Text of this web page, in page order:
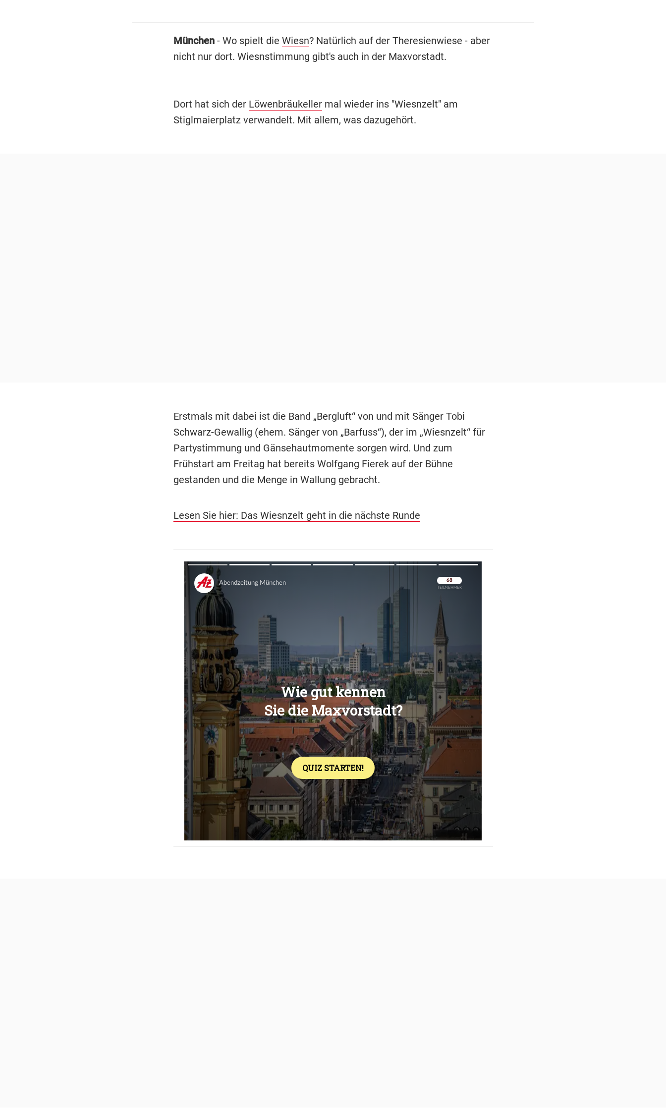
München- Wo spielt die Wiesn? Natürlich auf der Theresienwiese - aber
nicht nur dort. Wiesnstimmung gibt's auch in der Maxvorstadt.
Dort hat sich der Löwenbräukellermal wieder ins "Wiesnzelt" am
Stiglmaierplatz verwandelt. Mit allem, was dazugehört.
Erstmals mit dabei ist die Band „Bergluft“ von und mit Sänger Tobi
Schwarz-Gewallig (ehem. Sänger von „Barfuss“), der im „Wiesnzelt“ für
Partystimmung und Gänsehautmomente sorgen wird. Und zum
Frühstart am Freitag hat bereits Wolfgang Fierek auf der Bühne
gestanden und die Menge in Wallung gebracht.
Lesen Sie hier: Das Wiesnzelt geht in die nächste Runde
Überspringen
Überspringen